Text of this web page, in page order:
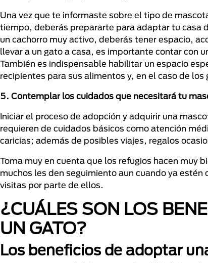
Una vez que te informaste sobre el tipo de
tiempo, deberás prepararte para adaptar tu casa
un cachorro muy activo, deberás tener espacio,
llevar a un gato a casa, es importante contar con
También es indispensable habilitar un espacio
recipientes para sus alimentos y, en el caso de
5. Contemplar los cuidados que necesitará tu
Iniciar el proceso de adopción y adquirir una
requieren de cuidados básicos como atención
caricias; además de posibles viajes, regalos
Toma muy en cuenta que los refugios hacen muy
muchos les den seguimiento aun cuando ya
visitas por parte de ellos.
¿CUÁLES SON LOS
UN GATO?
Los beneficios de adoptar